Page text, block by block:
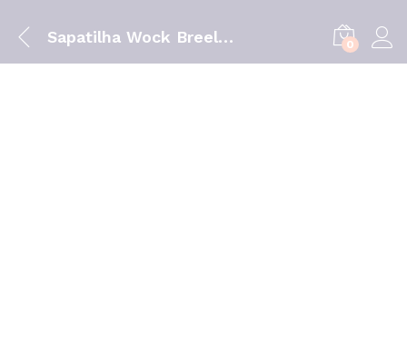
Sapatilha Wock Breelite cor 25 tam 37 0